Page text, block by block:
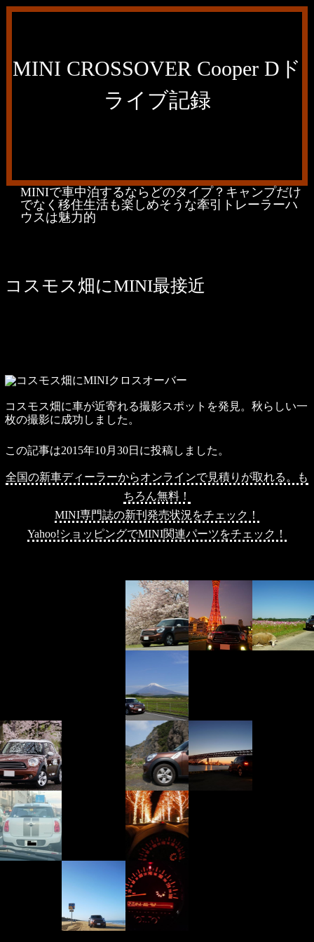
MINI CROSSOVER Cooper Dド
ライブ記録
MINIで車中泊するならどのタイプ？キャンプだけ
でなく移住生活も楽しめそうな牽引トレーラーハ
ウスは魅力的
コスモス畑にMINI最接近
コスモス畑に車が近寄れる撮影スポットを発見。秋らしい一
枚の撮影に成功しました。
この記事は2015年10月30日に投稿しました。
全国の新車ディーラーからオンラインで見積りが取れる。も
ちろん無料！
MINI専門誌の新刊発売状況をチェック！
Yahoo!ショッピングでMINI関連パーツをチェック！